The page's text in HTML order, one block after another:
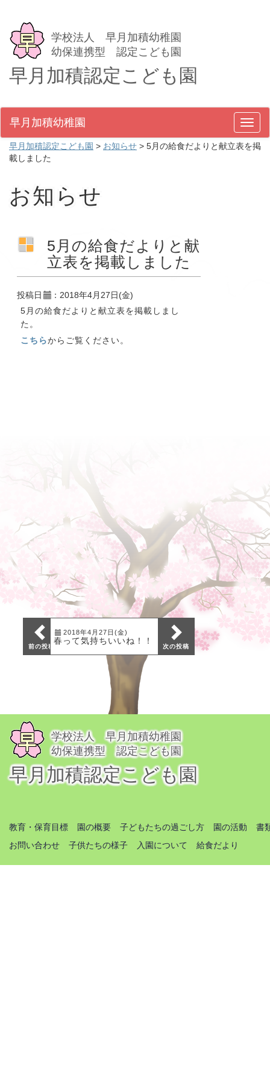
学校法人 早月加積幼稚園
幼保連携型 認定こども園
早月加積認定こども園
メ
ニ
ュ
早月加積幼稚園
早月加積認定こども園 > お知らせ > 5月の給食だよりと献立表を掲
載しました
お知らせ
5月の給食だよりと献
立表を掲載しました
投稿日
：2018年4月27日(金)
5月の給食だよりと献立表を掲載しまし
た。
こちらからご覧ください。
前の投稿
2018年4月2日(月)
4月の給食だよりと献立
表を掲載しました
次の投稿
2018年4月27日(金)
春って気持ちいいね！！
学校法人 早月加積幼稚園
幼保連携型 認定こども園
早月加積認定こども園
教育・保育目標 園の概要 子どもたちの過ごし方 園の活動
書
お問い合わせ
子供たちの様子 入園について 給食だより